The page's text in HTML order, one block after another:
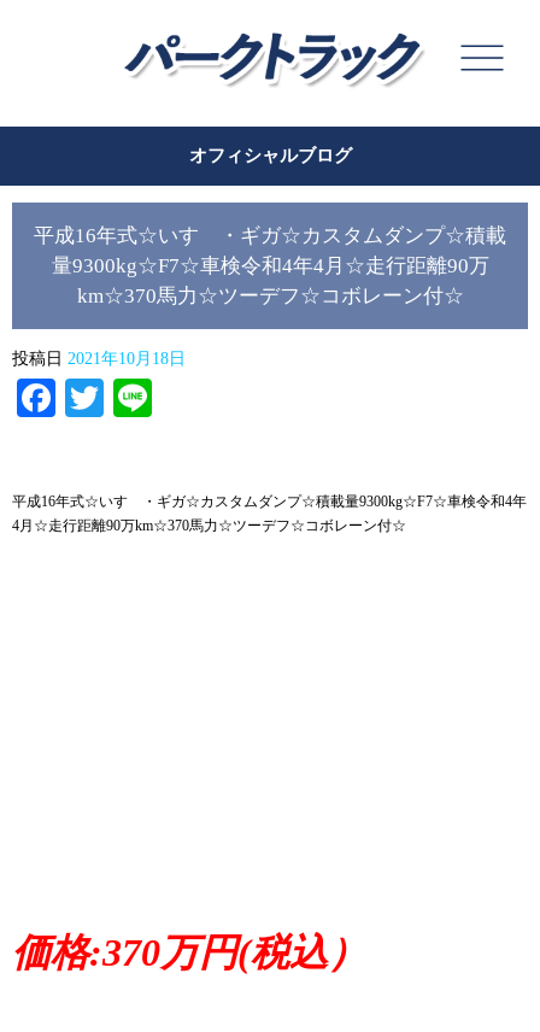
オフィシャルブログ
平成16年式☆いすゞ・ギガ☆カスタムダンプ☆積載
量9300kg☆F7☆車検令和4年4月☆走行距離90万
km☆370馬力☆ツーデフ☆コボレーン付☆
投稿日 2021年10月18日
Facebook
Twitter
平成16年式☆いすゞ・ギガ☆カスタムダンプ☆積載量9300kg☆F7☆車検令和4年
4月☆走行距離90万km☆370馬力☆ツーデフ☆コボレーン付☆
価格:370万円(税込）